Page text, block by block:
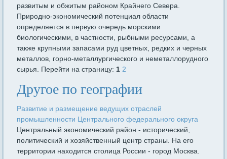
развитым и обжитым районом Крайнего Севера.
Природно-экономический потенциал области
определяется в первую очередь морскими
биологическими, в частности, рыбными ресурсами, а
также крупными запасами руд цветных, редких и черных
металлов, горно-металлургического и неметаллорудного
сырья. Перейти на страницу:1 2
Другое по географии
Развитие и размещение ведущих отраслей
промышленности Центрального федерального округа
Центральный экономический район - исторический,
политический и хозяйственный центр страны. На его
территории находится столица России - город Москва.